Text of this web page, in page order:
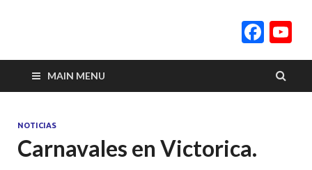
MAIN MENU
NOTICIAS
Carnavales en Victorica.